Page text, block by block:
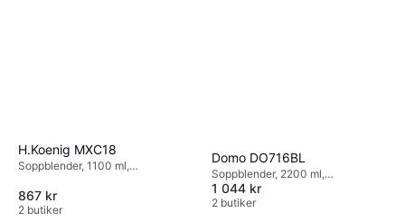
H.Koenig MXC18
Soppblender, 1100 ml,
867 kr
2 butiker
Domo DO716BL
Soppblender, 2200 ml,
Måttindikator på kannan,
Rengöringsprogram, Funktion för
1 044 kr
2 butiker